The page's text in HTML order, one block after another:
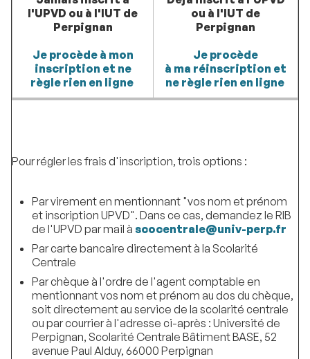
l'UPVD ou à l'IUT de
Perpignan
Je procède à mon
inscription et ne
règle rien en ligne
ou à l'IUT de
Perpignan
Je procède
à ma réinscription et
ne règle rien en ligne
Pour régler les frais d'inscription, trois options :
Par virement en mentionnant "vos nom et prénom
et inscription UPVD". Dans ce cas, demandez le RIB
de l'UPVD par mail à scocentrale@univ-perp.fr
Par carte bancaire directement à la Scolarité
Centrale
Par chèque à l'ordre de l'agent comptable en
mentionnant vos nom et prénom au dos du chèque,
soit directement au service de la scolarité centrale
ou par courrier à l'adresse ci-après : Université de
Perpignan, Scolarité Centrale Bâtiment BASE, 52
avenue Paul Alduy, 66000 Perpignan